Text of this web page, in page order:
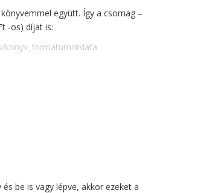
együtt. Így a csomag –
-os) díjat is:
konyv_formatum/#data
be is vagy lépve, akkor ezeket a